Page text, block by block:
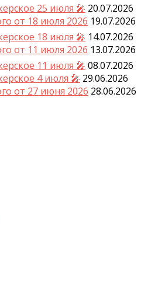
25 июля 🎤 20.07.2026
от 18 июля 2026 19.07.2026
18 июля 🎤 14.07.2026
от 11 июля 2026 13.07.2026
11 июля 🎤 08.07.2026
4 июля 🎤 29.06.2026
от 27 июня 2026 28.06.2026